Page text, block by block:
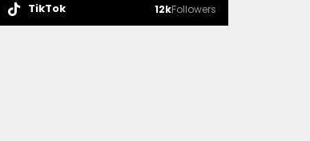
TikTok 12kFollowers